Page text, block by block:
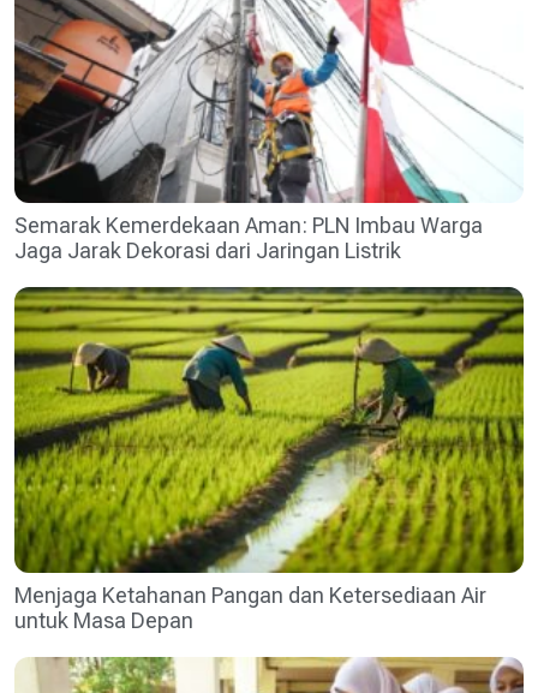
Semarak Kemerdekaan Aman: PLN Imbau Warga
Jaga Jarak Dekorasi dari Jaringan Listrik
Menjaga Ketahanan Pangan dan Ketersediaan Air
untuk Masa Depan